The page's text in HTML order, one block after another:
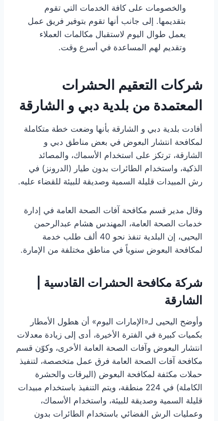
والخصومات على كافة الخدمات التي تقوم
بتقديمها. إلى جانب أنها تقوم بتوفير فريق عمل
يعمل طوال اليوم لاستقبال مكالمات العملاء
وتقديم لهم المساعدة في أسرع وقت.
شركات التعقيم الحشرات
المعتمدة من بلدية دبي و الشارقة
أفادت بلدية دبي و الشارقة بأنها وضعت خطة متكاملة
لمكافحة انتشار البعوض في بعض مناطق دبي و
الشارقة، ترتكز على استخدام الأسماك، والمصائد
الذكية، واستخدام الطائرات بدون طيار (الدرونز) في
رش المبيدات قليلة السمية وصديقة للبيئة للقضاء عليه.
وقال مدير قسم مكافحة آفات الصحة العامة في إدارة
خدمات الصحة العامة، المهندس هشام عبدالرحمن
اليحيى، إن البلدية تنفذ نحو 40 ألف طلب خدمة
لمكافحة البعوض سنوياً في مناطق مختلفة من الإمارة.
شركة مكافحة الحشرات القادسية |
الشارقة
وأوضح اليحيى لـ«الإمارات اليوم» أن هطول الأمطار
بكميات كبيرة في الفترة الأخيرة، أدى إلى زيادة معدلات
انتشار البعوض وآفات الصحة العامة الأخرى، وكوّن قسم
مكافحة آفات الصحة العامة فرق عمل متخصصة، لتنفيذ
حملات مكثفة لمكافحة البعوض (اليرقات والحشرة
الكاملة) في 224 منطقة، ويتم التنفيذ باستخدام مبيدات
قليلة السمية وصديقة للبيئة، واستخدام الأسماك،
وعمليات الرش الفضائي باستخدام الطائرات بدون